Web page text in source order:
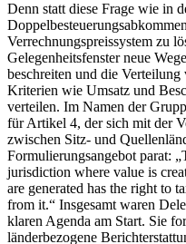
Denn statt diese Frage wie in
Verrechnungspreissystem zu
Gelegenheitsfenster neue
beschreiten und die Verteilung
Kriterien wie Umsatz und
verteilen. Im Namen der
für Artikel 4, der sich mit der
zwischen Sitz- und
Formulierungsangebot parat:
jurisdiction where value is
are generated has the right to
from it.“ Insgesamt waren
klaren Agenda am Start. Sie
länderbezogene